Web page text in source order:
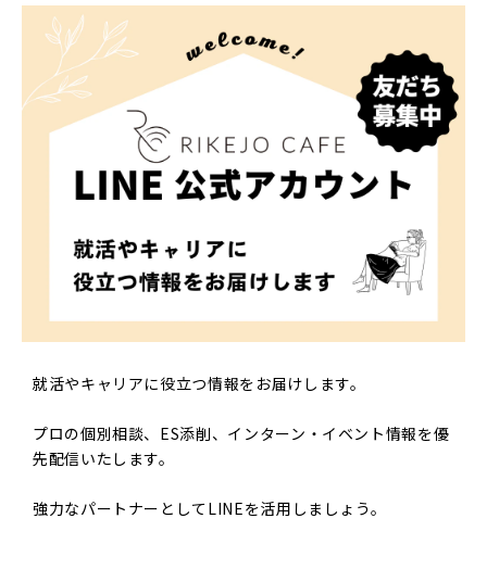
就活やキャリアに役立つ情報をお届けします。
プロの個別相談、ES添削、インターン・イベント情報を優
先配信いたします。
強力なパートナーとしてLINEを活用しましょう。